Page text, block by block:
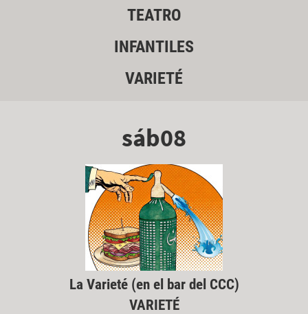
TEATRO
INFANTILES
VARIETÉ
sáb08
La Varieté (en el bar del CCC)
VARIETÉ